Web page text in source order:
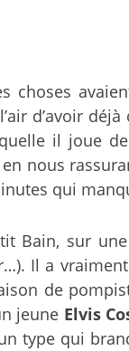
choses
d’avoir
il joue
nous
qui
Bain, sur
Il a
de
jeune Elvis
type qui